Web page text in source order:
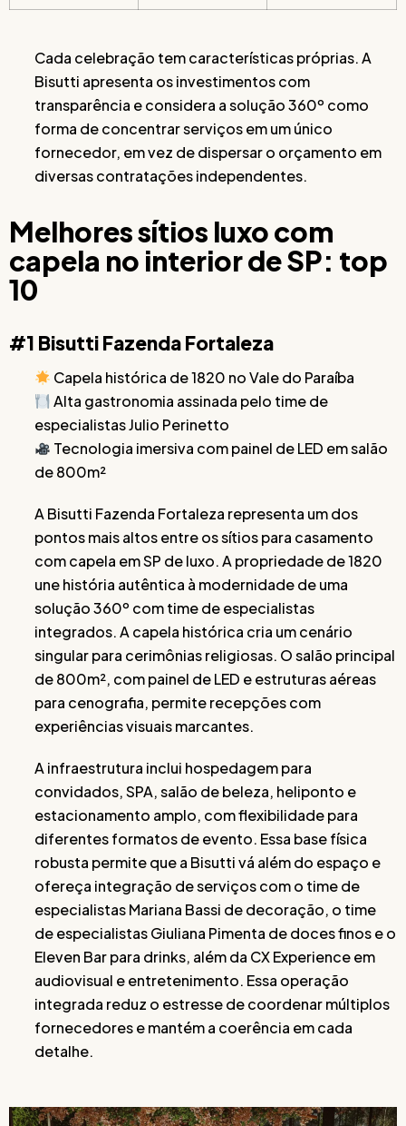
Cada celebração tem características próprias. A
Bisutti apresenta os investimentos com
transparência e considera a solução 360º como
forma de concentrar serviços em um único
fornecedor, em vez de dispersar o orçamento em
diversas contratações independentes.
Melhores sítios luxo com
capela no interior de SP: top
10
#1 Bisutti Fazenda Fortaleza
Capela histórica de 1820 no Vale do Paraíba
Alta gastronomia assinada pelo time de
especialistas Julio Perinetto
Tecnologia imersiva com painel de LED em salão
de 800m²
A Bisutti Fazenda Fortaleza representa um dos
pontos mais altos entre os sítios para casamento
com capela em SP de luxo. A propriedade de 1820
une história autêntica à modernidade de uma
solução 360º com time de especialistas
integrados. A capela histórica cria um cenário
singular para cerimônias religiosas. O salão principal
de 800m², com painel de LED e estruturas aéreas
para cenografia, permite recepções com
experiências visuais marcantes.
A infraestrutura inclui hospedagem para
convidados, SPA, salão de beleza, heliponto e
estacionamento amplo, com flexibilidade para
diferentes formatos de evento. Essa base física
robusta permite que a Bisutti vá além do espaço e
ofereça integração de serviços com o time de
especialistas Mariana Bassi de decoração, o time
de especialistas Giuliana Pimenta de doces finos e o
Eleven Bar para drinks, além da CX Experience em
audiovisual e entretenimento. Essa operação
integrada reduz o estresse de coordenar múltiplos
fornecedores e mantém a coerência em cada
detalhe.